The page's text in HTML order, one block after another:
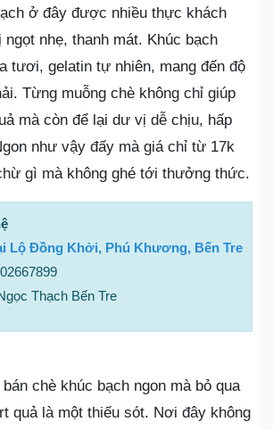
ở đây được nhiều thực khách
nhẹ, thanh mát. Khúc bạch
tươi, gelatin tự nhiên, mang đến độ
Từng muỗng chè không chỉ giúp
mà còn để lại dư vị dễ chịu, hấp
như vậy đấy mà giá chỉ từ 17k
gì mà không ghé tới thưởng thức.
Lộ Đồng Khởi, Phú Khương, Bến Tre
Thạch Bến Tre
chè khúc bạch ngon mà bỏ qua
quả là một thiếu sót. Nơi đây không